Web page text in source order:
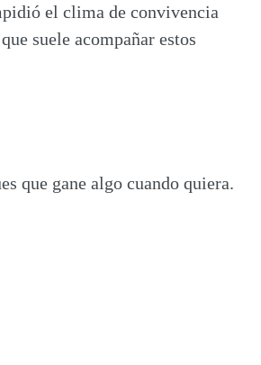
el clima de convivencia
suele acompañar estos
que gane algo cuando quiera.